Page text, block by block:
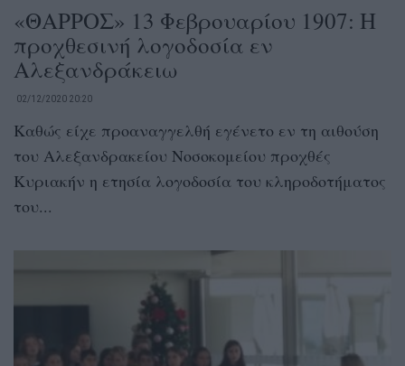
«ΘΑΡΡΟΣ» 13 Φεβρουαρίου 1907: Η
προχθεσινή λογοδοσία εν
Αλεξανδράκειω
02/12/2020 20:20
Καθώς είχε προαναγγελθή εγένετο εν τη αιθούση
του Αλεξανδρακείου Νοσοκομείου προχθές
Κυριακήν η ετησία λογοδοσία του κληροδοτήματος
του...